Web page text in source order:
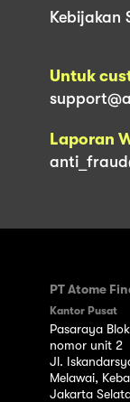
Kebijakan
Untuk
Laporan
PT Atome
Kantor Pusat
Pasaraya
nomor unit 2
Jl.
Melawai,
Jakarta